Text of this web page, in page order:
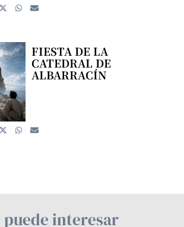
FIESTA DE LA
CATEDRAL DE
ALBARRACÍN
puede interesar